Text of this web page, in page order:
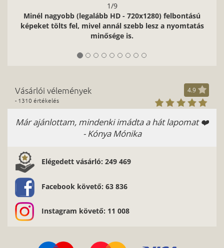
1/9
Minél nagyobb (legalább HD - 720x1280) felbontású
képeket tölts fel, mivel annál szebb lesz a nyomtatás
minősége is.
Vásárlói vélemények
- 1310 értékelés
4.9
Már ajánlottam, mindenki imádta a hát lapomat ❤️
- Kónya Mónika
Elégedett vásárló: 249 469
Facebook követő: 63 836
Instagram követő: 11 008